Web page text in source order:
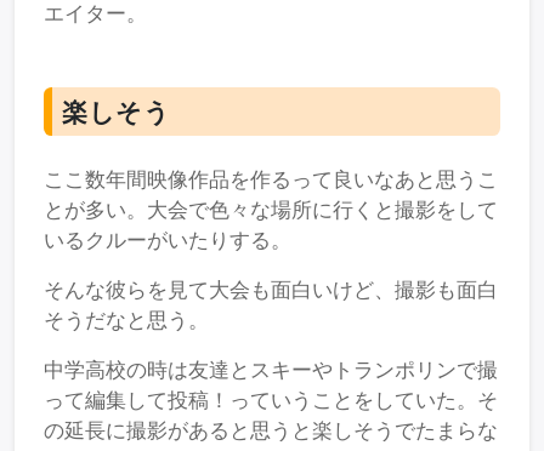
エイター。
楽しそう
ここ数年間映像作品を作るって良いなあと思うこ
とが多い。大会で色々な場所に行くと撮影をして
いるクルーがいたりする。
そんな彼らを見て大会も面白いけど、撮影も面白
そうだなと思う。
中学高校の時は友達とスキーやトランポリンで撮
って編集して投稿！っていうことをしていた。そ
の延長に撮影があると思うと楽しそうでたまらな